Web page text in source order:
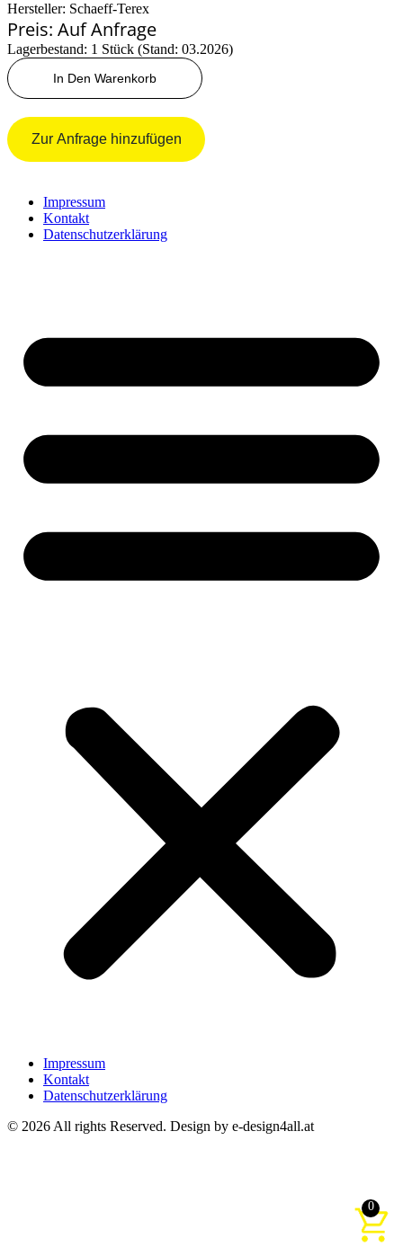
Hersteller: Schaeff-Terex
Preis: Auf Anfrage
Lagerbestand: 1 Stück (Stand: 03.2026)
O-
Ring
Menge
In Den Warenkorb
Zur Anfrage hinzufügen
Impressum
Kontakt
Datenschutzerklärung
Impressum
Kontakt
Datenschutzerklärung
© 2026 All rights Reserved. Design by e-design4all.at
0